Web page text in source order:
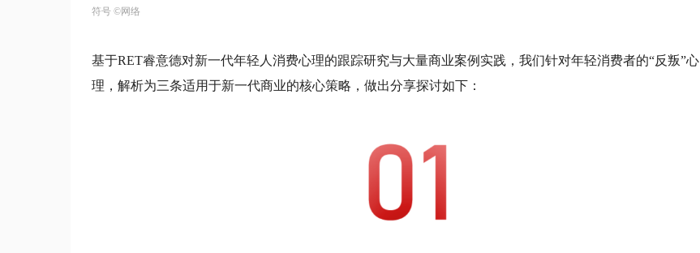
符号 ©网络
基于RET睿意德对新一代年轻人消费心理的跟踪研究与大量商业案例实践，我们针对年轻消费者的“反叛”心
理，解析为三条适用于新一代商业的核心策略，做出分享探讨如下：